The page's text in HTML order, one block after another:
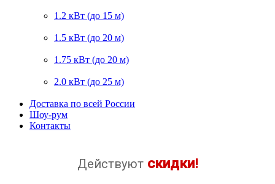
1.2 кВт (до 15 м)
1.5 кВт (до 20 м)
1.75 кВт (до 20 м)
2.0 кВт (до 25 м)
Доставка по всей России
Шоу-рум
Контакты
Действуютскидки!